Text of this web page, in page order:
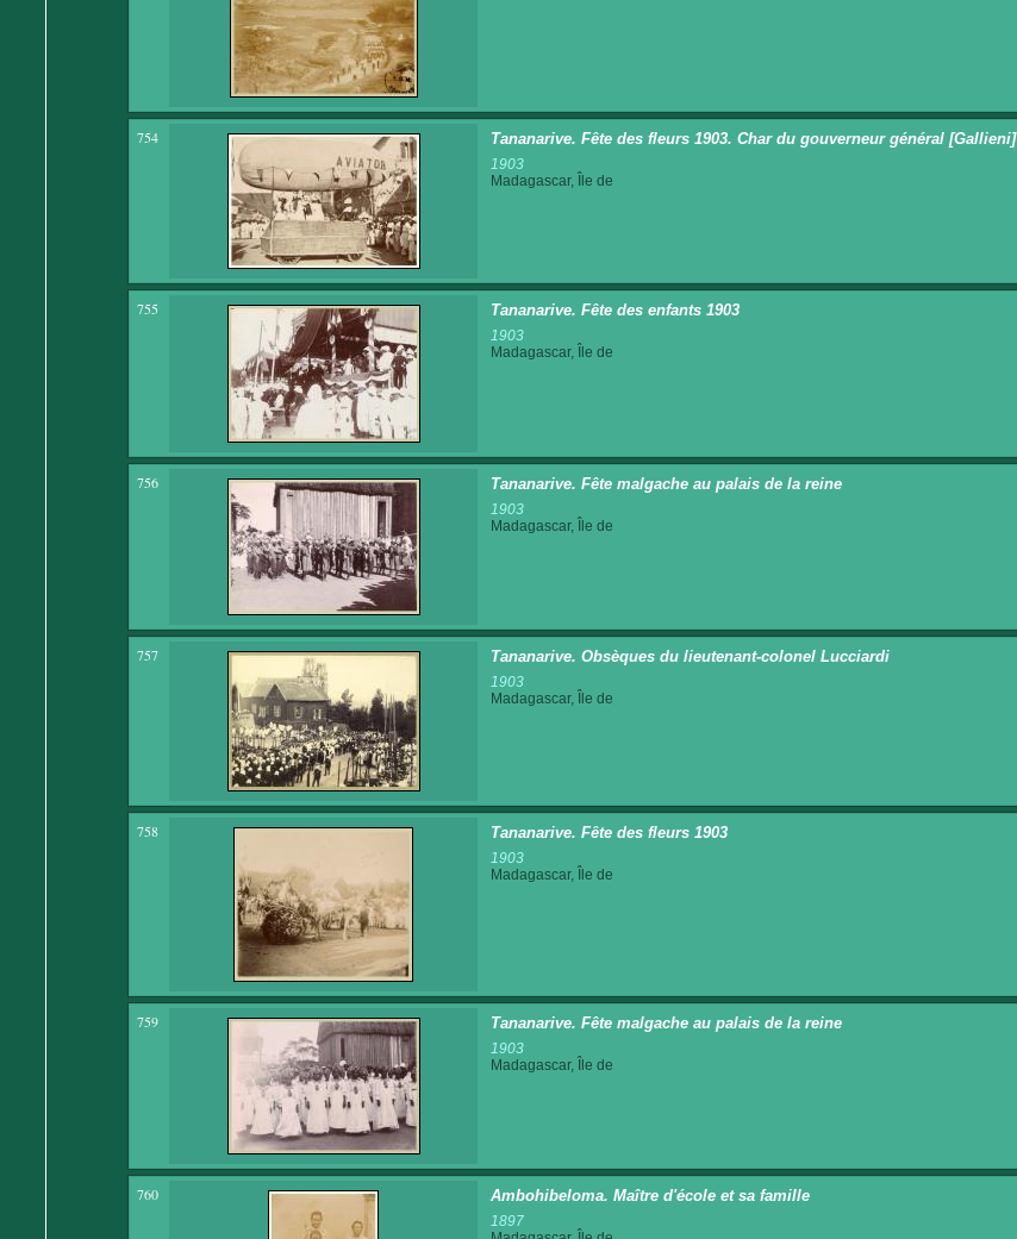
754 Tananarive. Fête des fleurs 1903. Char du gouverneur général [Gallieni]
1903
Madagascar, Île de
755 Tananarive. Fête des enfants 1903
1903
Madagascar, Île de
756 Tananarive. Fête malgache au palais de la reine
1903
Madagascar, Île de
757 Tananarive. Obsèques du lieutenant-colonel Lucciardi
1903
Madagascar, Île de
758 Tananarive. Fête des fleurs 1903
1903
Madagascar, Île de
759 Tananarive. Fête malgache au palais de la reine
1903
Madagascar, Île de
760 Ambohibeloma. Maître d'école et sa famille
1897